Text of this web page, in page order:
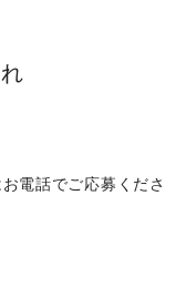
電話でご応募くださ